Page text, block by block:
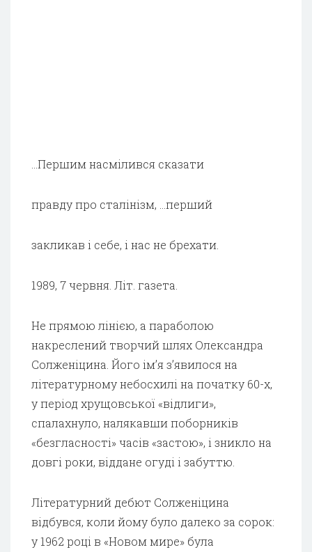
…Першим насмілився сказати
правду про сталінізм, …перший
закликав і себе, і нас не брехати.
1989, 7 червня. Літ. газета.
Не прямою лінією, а параболою
накреслений творчий шлях Олександра
Солженіцина. Його ім’я з’явилося на
літературному небосхилі на початку 60-х,
у період хрущовської «відлиги»,
спалахнуло, налякавши поборників
«безгласності» часів «застою», і зникло на
довгі роки, віддане огуді і забуттю.
Літературний дебют Солженіцина
відбувся, коли йому було далеко за сорок:
у 1962 році в «Новом мире» була